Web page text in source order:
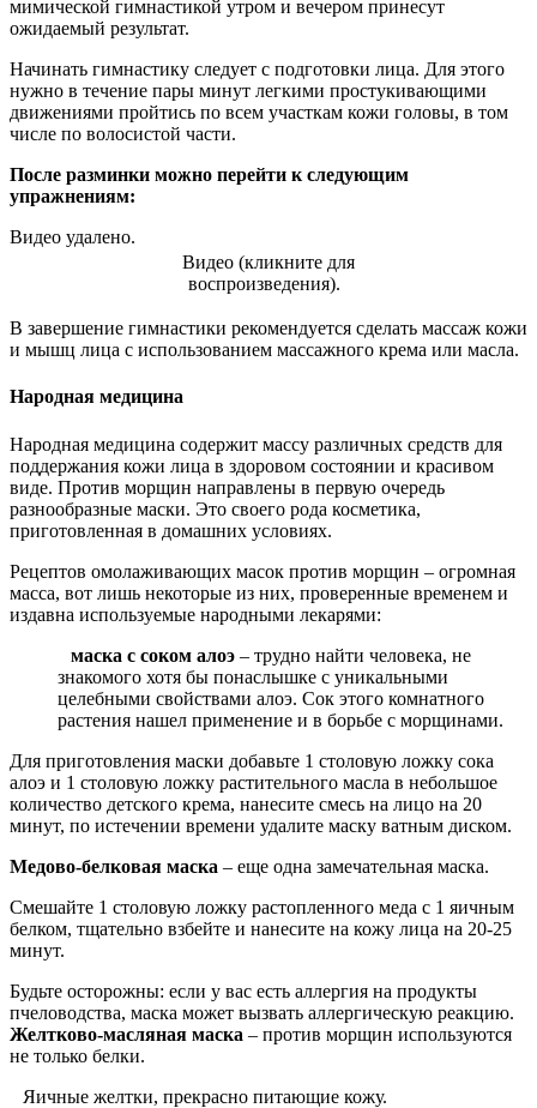
мимической гимнастикой утром и вечером принесут
ожидаемый результат.
Начинать гимнастику следует с подготовки лица. Для этого
нужно в течение пары минут легкими простукивающими
движениями пройтись по всем участкам кожи головы, в том
числе по волосистой части.
После разминки можно перейти к следующим
упражнениям:
Видео удалено.
Видео (кликните для
воспроизведения).
В завершение гимнастики рекомендуется сделать массаж кожи
и мышц лица с использованием массажного крема или масла.
Народная медицина
Народная медицина содержит массу различных средств для
поддержания кожи лица в здоровом состоянии и красивом
виде. Против морщин направлены в первую очередь
разнообразные маски. Это своего рода косметика,
приготовленная в домашних условиях.
Рецептов омолаживающих масок против морщин – огромная
масса, вот лишь некоторые из них, проверенные временем и
издавна используемые народными лекарями:
маска с соком алоэ – трудно найти человека, не
знакомого хотя бы понаслышке с уникальными
целебными свойствами алоэ. Сок этого комнатного
растения нашел применение и в борьбе с морщинами.
Для приготовления маски добавьте 1 столовую ложку сока
алоэ и 1 столовую ложку растительного масла в небольшое
количество детского крема, нанесите смесь на лицо на 20
минут, по истечении времени удалите маску ватным диском.
Медово-белковая маска – еще одна замечательная маска.
Смешайте 1 столовую ложку растопленного меда с 1 яичным
белком, тщательно взбейте и нанесите на кожу лица на 20-25
минут.
Будьте осторожны: если у вас есть аллергия на продукты
пчеловодства, маска может вызвать аллергическую реакцию.
Желтково-масляная маска – против морщин используются
не только белки.
Яичные желтки, прекрасно питающие кожу.